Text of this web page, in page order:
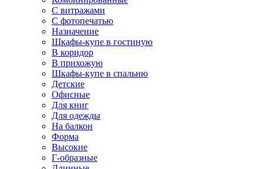
С витражами
С фотопечатью
Назначение
Шкафы-купе в гостиную
В коридор
В прихожую
Шкафы-купе в спальню
Детские
Офисные
Для книг
Для одежды
На балкон
Форма
Высокие
Г-образные